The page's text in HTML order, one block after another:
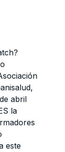
abril
la
este